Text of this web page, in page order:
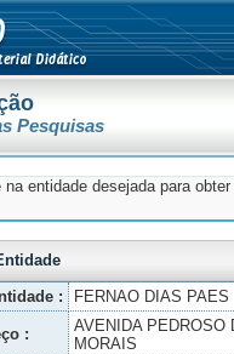
Pesquisas
na entidade desejada para
:
FERNAO DIAS PAES
:
AVENIDA PEDROSO
MORAIS